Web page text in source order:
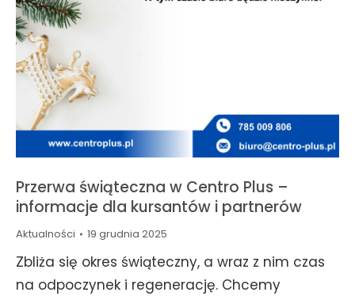
Przerwa świąteczna w Centro Plus –
informacje dla kursantów i partnerów
Aktualności 19 grudnia 2025
Zbliża się okres świąteczny, a wraz z nim czas
na odpoczynek i regenerację. Chcemy